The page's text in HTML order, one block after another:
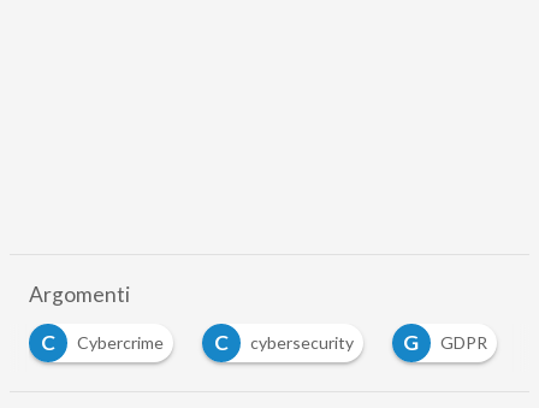
Argomenti
C cybersecurity G GDPR P privacy